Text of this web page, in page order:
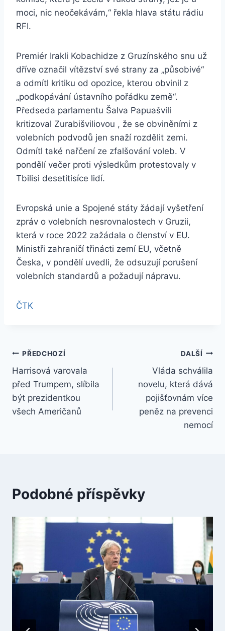
moci, nic neočekávám,“ řekla hlava státu rádiu
RFI.
Premiér Irakli Kobachidze z Gruzínského snu už
dříve označil vítězství své strany za „působivé“
a odmítl kritiku od opozice, kterou obvinil z
„podkopávání ústavního pořádku země“.
Předseda parlamentu Šalva Papuašvili
kritizoval Zurabišviliovou , že se obviněními z
volebních podvodů jen snaží rozdělit zemi.
Odmítl také nařčení ze zfalšování voleb. V
pondělí večer proti výsledkům protestovaly v
Tbilisi desetitisíce lidí.
Evropská unie a Spojené státy žádají vyšetření
zpráv o volebních nesrovnalostech v Gruzii,
která v roce 2022 zažádala o členství v EU.
Ministři zahraničí třinácti zemí EU, včetně
Česka, v pondělí uvedli, že odsuzují porušení
volebních standardů a požadují nápravu.
ČTK
Navigace
pro
příspěvek
PŘEDCHOZÍ
Harrisová varovala
před Trumpem, slíbila
být prezidentkou
všech Američanů
DALŠÍ
Vláda schválila
novelu, která dává
pojišťovnám více
peněz na prevenci
nemocí
Podobné příspěvky